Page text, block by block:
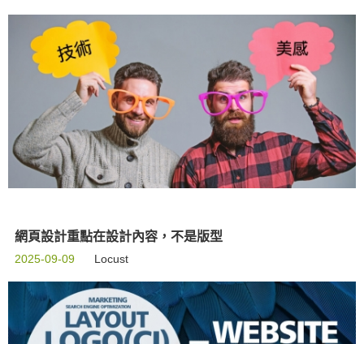
網頁設計重點在設計內容，不是版型
2025-09-09 Locust